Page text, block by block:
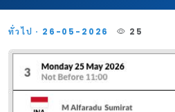
ทั่วไป · 26-05-2026 25